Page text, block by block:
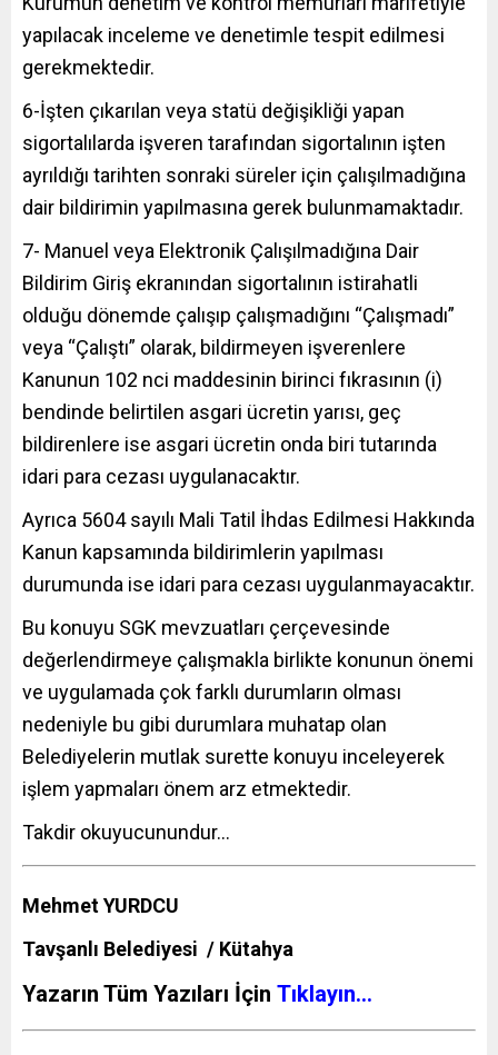
yapılacak inceleme ve denetimle tespit edilmesi
gerekmektedir.
6-İşten çıkarılan veya statü değişikliği yapan
sigortalılarda işveren tarafından sigortalının işten
ayrıldığı tarihten sonraki süreler için çalışılmadığına
dair bildirimin yapılmasına gerek bulunmamaktadır.
7- Manuel veya Elektronik Çalışılmadığına Dair
Bildirim Giriş ekranından sigortalının istirahatli
olduğu dönemde çalışıp çalışmadığını “Çalışmadı”
veya “Çalıştı” olarak, bildirmeyen işverenlere
Kanunun 102 nci maddesinin birinci fıkrasının (i)
bendinde belirtilen asgari ücretin yarısı, geç
bildirenlere ise asgari ücretin onda biri tutarında
idari para cezası uygulanacaktır.
Ayrıca 5604 sayılı Mali Tatil İhdas Edilmesi Hakkında
Kanun kapsamında bildirimlerin yapılması
durumunda ise idari para cezası uygulanmayacaktır.
Bu konuyu SGK mevzuatları çerçevesinde
değerlendirmeye çalışmakla birlikte konunun önemi
ve uygulamada çok farklı durumların olması
nedeniyle bu gibi durumlara muhatap olan
Belediyelerin mutlak surette konuyu inceleyerek
işlem yapmaları önem arz etmektedir.
Takdir okuyucunundur…
Mehmet YURDCU
Tavşanlı Belediyesi / Kütahya
Yazarın Tüm Yazıları İçin Tıklayın…